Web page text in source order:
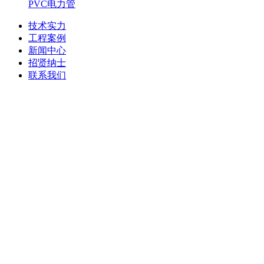
PVC电力管
技术实力
工程案例
新闻中心
招贤纳士
联系我们